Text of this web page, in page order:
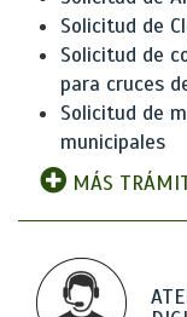
Solicitud de
Solicitud de
para cruces
Solicitud de
municipales
MÁS